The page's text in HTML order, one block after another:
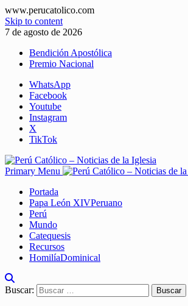
www.perucatolico.com
Skip to content
7 de agosto de 2026
Bendición Apostólica
Premio Nacional
WhatsApp
Facebook
Youtube
Instagram
X
TikTok
Primary Menu
Portada
Papa León XIVPeruano
Perú
Mundo
Catequesis
Recursos
HomilíaDominical
Buscar: